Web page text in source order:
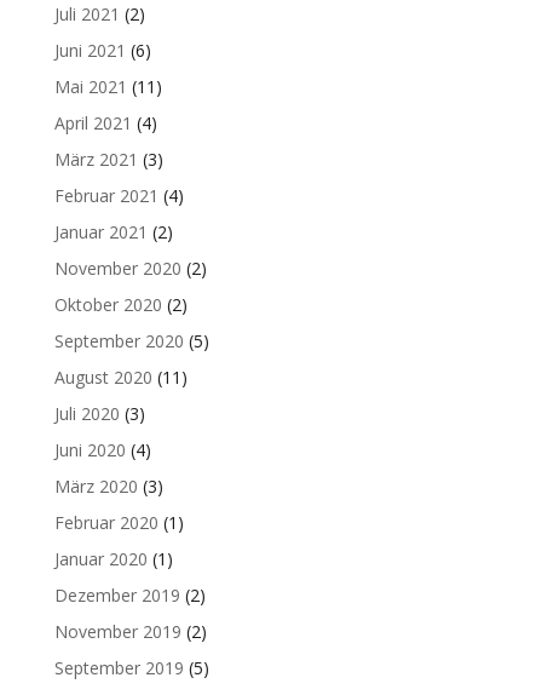
Juli 2021 (2)
Juni 2021 (6)
Mai 2021 (11)
April 2021 (4)
März 2021 (3)
Februar 2021 (4)
Januar 2021 (2)
November 2020 (2)
Oktober 2020 (2)
September 2020 (5)
August 2020 (11)
Juli 2020 (3)
Juni 2020 (4)
März 2020 (3)
Februar 2020 (1)
Januar 2020 (1)
Dezember 2019 (2)
November 2019 (2)
September 2019 (5)